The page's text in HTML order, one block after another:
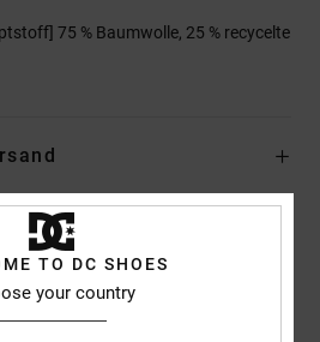
75 % Baumwolle, 25 % recycelte
TO DC SHOES
your country